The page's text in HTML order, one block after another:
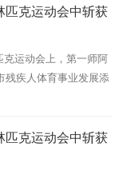
匹克运动会中斩获
运动会上，第一师阿
残疾人体育事业发展添
匹克运动会中斩获